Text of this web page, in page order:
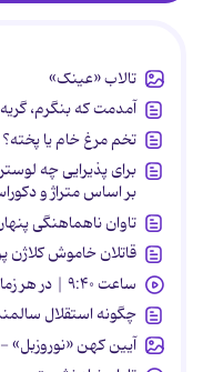
تالاب «عینک»
آمدمت که بنگرم،
تخم مرغ خام یا پخته؟
برای پذیرایی چه
بر اساس متراژ و
تاوان ناهماهنگی
قاتلان خاموش
ساعت ۹:۴۰ | در هر زمان ممکن باید انتقامشان را پس بدهند
چگونه استقلال
آیین کهن «نوروزبل» - آغاز